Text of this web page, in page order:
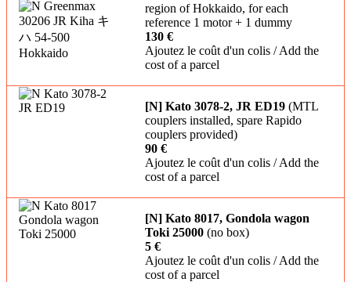
region of Hokkaido, for each
reference 1 motor + 1 dummy
130 €
Ajoutez le coût d'un colis / Add the
cost of a parcel
[N] Kato 3078-2, JR ED19 (MTL
couplers installed, spare Rapido
couplers provided)
90 €
Ajoutez le coût d'un colis / Add the
cost of a parcel
[N] Kato 8017, Gondola wagon
Toki 25000 (no box)
5 €
Ajoutez le coût d'un colis / Add the
cost of a parcel